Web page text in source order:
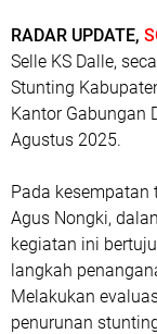
RADAR UPDATE,
Selle KS Dalle,
Stunting
Kantor Gabungan
Agustus 2025.
Pada kesempatan
Agus Nongki,
kegiatan ini
langkah
Melakukan
penurunan